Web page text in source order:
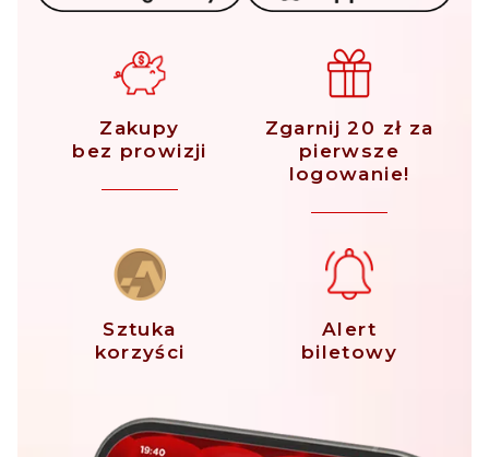
Zakupy
bez prowizji
Zgarnij 20 zł za
pierwsze
logowanie!
Sztuka
korzyści
Alert
biletowy